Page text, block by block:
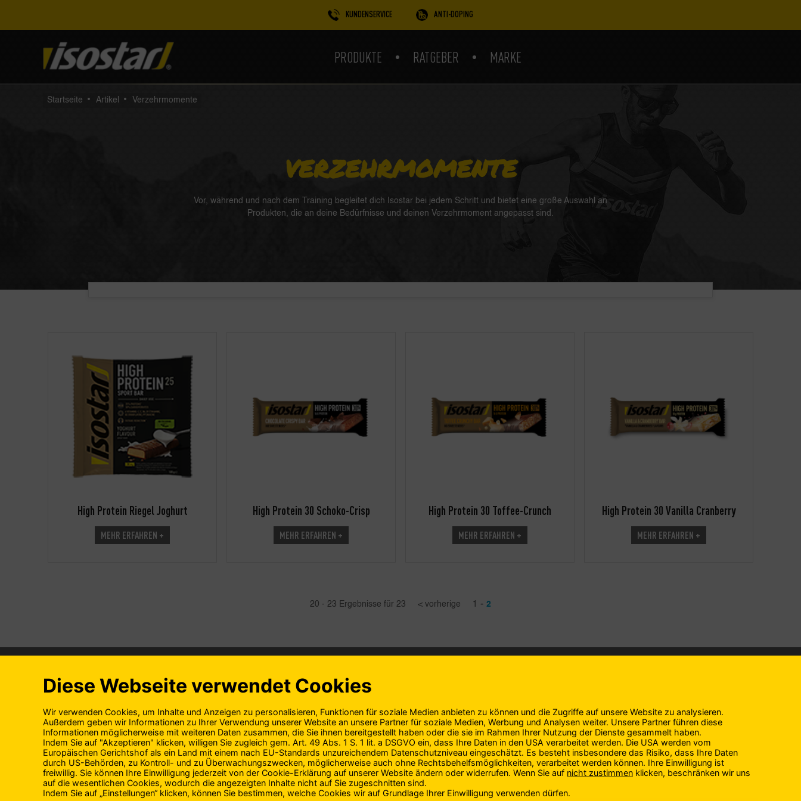
KUNDENSERVICE ANTI-DOPING
PRODUKTE RATGEBER MARKE
Startseite Artikel Verzehrmomente
VERZEHRMOMENTE
Vor, während und nach dem Training begleitet dich Isostar bei jedem Schritt und bietet eine große Auswahl an
Produkten, die an deine Bedürfnisse und deinen Verzehrmoment angepasst sind.
High Protein Riegel Joghurt
MEHR ERFAHREN +
High Protein 30 Schoko-Crisp
MEHR ERFAHREN +
High Protein 30 Toffee-Crunch
MEHR ERFAHREN +
High Protein 30 Vanilla Cranberry
MEHR ERFAHREN +
20 - 23 Ergebnisse für 23 < vorherige 1 - 2
ÜBER UNS
Geschichte
Engagement
Unsere Experten
Unser Team
PRODUKTE
Alle Produkte
RATGEBER
Mein Programm
Glossar
KONTAKT
Kontakt
DATENSCHUTZ
Datenschutz
IMPRESSUM
Impressum